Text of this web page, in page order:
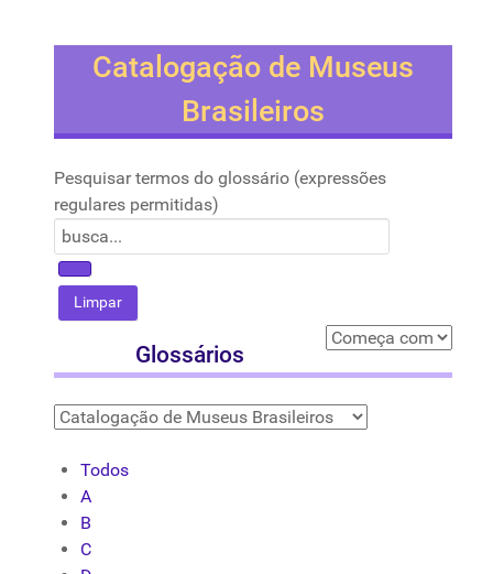
Catalogação de Museus
Brasileiros
Pesquisar termos do glossário (expressões
regulares permitidas)
Glossários
Todos
A
B
C